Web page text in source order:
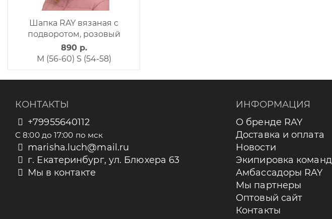
Шапка RAY вязаная с
подворотом, розовый
890 р.
M (56-60) S (54-58)
КОНТАКТЫ
+79955640112
С 8:00 до 17:00 по мск
marisha.luch@mail.ru
г. Екатеринбург, ул. Блюхера 63
Мы в контакте
ИНФОРМАЦИЯ
О бренде RAY
Доставка и оплата
Новости
Экипировка команд
Амбассадоры RAY
Мы партнеры
Оптовый сайт
Контакты